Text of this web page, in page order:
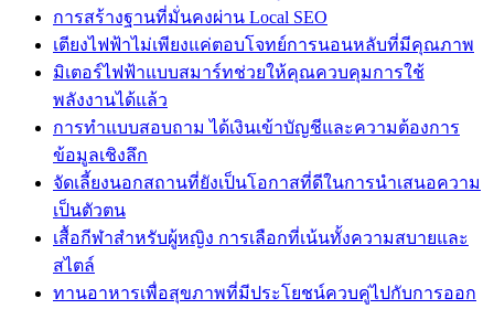
การสร้างฐานที่มั่นคงผ่าน Local SEO
เตียงไฟฟ้าไม่เพียงแค่ตอบโจทย์การนอนหลับที่มีคุณภาพ
มิเตอร์ไฟฟ้าแบบสมาร์ทช่วยให้คุณควบคุมการใช้
พลังงานได้แล้ว
การทำแบบสอบถาม ได้เงินเข้าบัญชีและความต้องการ
ข้อมูลเชิงลึก
จัดเลี้ยงนอกสถานที่ยังเป็นโอกาสที่ดีในการนำเสนอความ
เป็นตัวตน
เสื้อกีฬาสำหรับผู้หญิง การเลือกที่เน้นทั้งความสบายและ
สไตล์
ทานอาหารเพื่อสุขภาพที่มีประโยชน์ควบคู่ไปกับการออก